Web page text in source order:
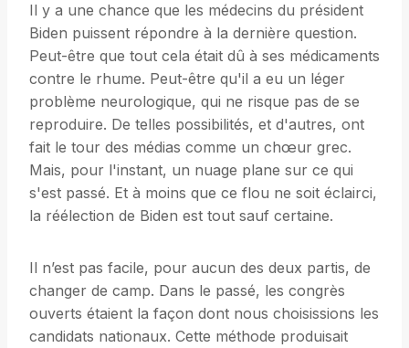
Il y a une chance que les médecins du président
Biden puissent répondre à la dernière question.
Peut-être que tout cela était dû à ses médicaments
contre le rhume. Peut-être qu'il a eu un léger
problème neurologique, qui ne risque pas de se
reproduire. De telles possibilités, et d'autres, ont
fait le tour des médias comme un chœur grec.
Mais, pour l'instant, un nuage plane sur ce qui
s'est passé. Et à moins que ce flou ne soit éclairci,
la réélection de Biden est tout sauf certaine.
Il n’est pas facile, pour aucun des deux partis, de
changer de camp. Dans le passé, les congrès
ouverts étaient la façon dont nous choisissions les
candidats nationaux. Cette méthode produisait